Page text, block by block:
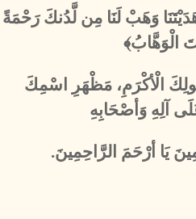
هَدَيْتَنَا وَهَبْ لَنَا مِن لَّدُنكَ رَحْمَةً
الْوَهَّابُ﴾
الْأكْرَمِ، مَظْهَرِ اسْمِكَ
آلِهِ وَأصْحَابِهِ
يَا أرْحَمَ الرَّاحِمِينَ.